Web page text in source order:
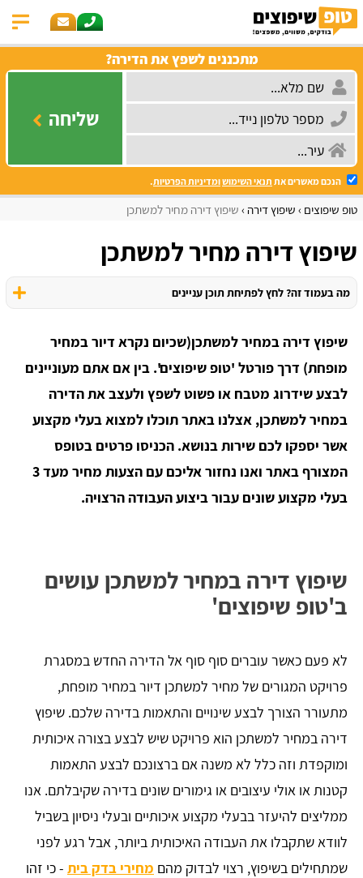
מתכננים לשפץ את הדירה?
שליחה
הנכם מאשרים את תנאי השימושומדיניות הפרטיות.
טופ שיפוצים שיפוץ דירה שיפוץ דירה מחיר למשתכן
שיפוץ דירה מחיר למשתכן
מה בעמוד זה? לחץ לפתיחת תוכן עניינים
שיפוץ דירה במחיר למשתכן(שכיום נקרא דיור במחיר
מופחת) דרך פורטל 'טופ שיפוצים'. בין אם אתם מעוניינים
לבצע שידרוג מטבח או פשוט לשפץ ולעצב את הדירה
במחיר למשתכן, אצלנו באתר תוכלו למצוא בעלי מקצוע
אשר יספקו לכם שירות בנושא. הכניסו פרטים בטופס
המצורף באתר ואנו נחזור אליכם עם הצעות מחיר מעד 3
בעלי מקצוע שונים עבור ביצוע העבודה הרצויה.
שיפוץ דירה במחיר למשתכן עושים
ב'טופ שיפוצים'
לא פעם כאשר עוברים סוף סוף אל הדירה החדש במסגרת
פרויקט המגורים של מחיר למשתכן דיור במחיר מופחת,
מתעורר הצורך לבצע שינויים והתאמות בדירה שלכם. שיפוץ
דירה במחיר למשתכן הוא פרויקט שיש לבצע בצורה איכותית
ומוקפדת וזה כלל לא משנה אם ברצונכם לבצע התאמות
קטנות או אולי עיצובים או גימורים שונים בדירה שקיבלתם. אנו
ממליצים להיעזר בבעלי מקצוע איכותיים ובעלי ניסיון בשביל
לוודא שתקבלו את העבודה האיכותית ביותר, אבל רגע לפני
שמתחילים בשיפוץ, רצוי לבדוק מהם מחירי בדק בית - כי זהו